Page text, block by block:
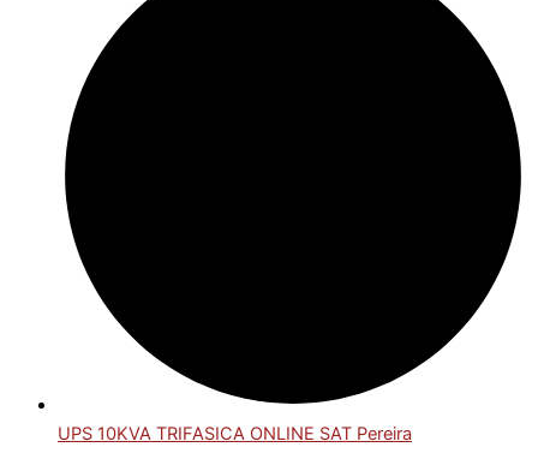
UPS 10KVA TRIFASICA ONLINE SAT Pereira